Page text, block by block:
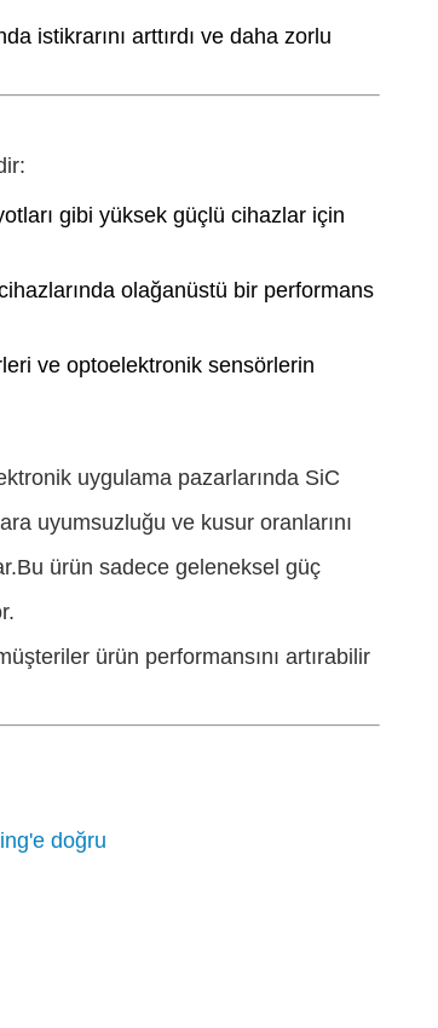
istikrarını arttırdı ve daha zorlu
gibi yüksek güçlü cihazlar için
olağanüstü bir performans
ve optoelektronik sensörlerin
uygulama pazarlarında SiC
uyumsuzluğu ve kusur oranlarını
ürün sadece geleneksel güç
ürün performansını artırabilir
doğru